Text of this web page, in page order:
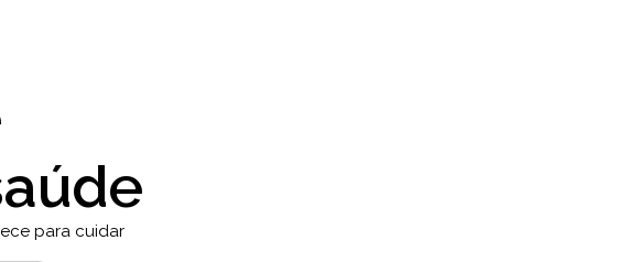
para cuidar